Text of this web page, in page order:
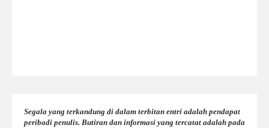
Segala yang terkandung di dalam terbitan entri adalah pendapat
peribadi penulis. Butiran dan informasi yang tercatat adalah pada